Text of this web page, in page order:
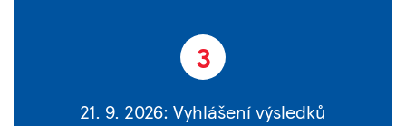
3
21. 9. 2026: Vyhlášení výsledků